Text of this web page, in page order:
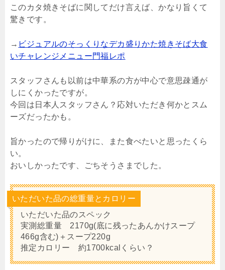
このカタ焼きそばに関してだけ言えば、かなり旨くて
驚きです。
→ ビジュアルのそっくりなデカ盛りかた焼きそば大食
いチャレンジメニュー門福レポ
スタッフさんも以前は中華系の方が中心で意思疎通が
しにくかったですが。
今回は日本人スタッフさん？応対いただき何かとスム
ーズだったかも。
旨かったので帰りがけに、また食べたいと思ったくら
い。
おいしかったです、ごちそうさまでした。
いただいた品の総重量とカロリー
いただいた品のスペック
実測総重量 2170g(底に残ったあんかけスープ
466g含む)＋スープ220g
推定カロリー 約1700kcalくらい？